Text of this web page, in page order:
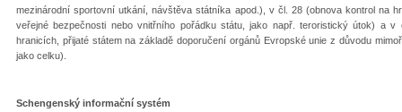
mezinárodní sportovní utkání, návštěva státníka apod.), v čl. 28 (obnova kontrol na
veřejné bezpečnosti nebo vnitřního pořádku státu, jako např. teroristický útok) a
hranicích, přijaté státem na základě doporučení orgánů Evropské unie z důvodu
jako celku).
Schengenský informační systém